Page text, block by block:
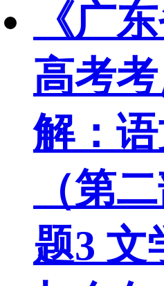
《广
高考
解：语
（第
题3 文